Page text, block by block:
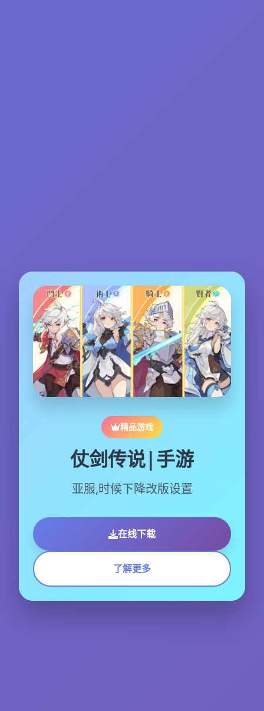
精品游戏
仗剑传说|手游
亚服,时候下降改版设置
在线下载
了解更多